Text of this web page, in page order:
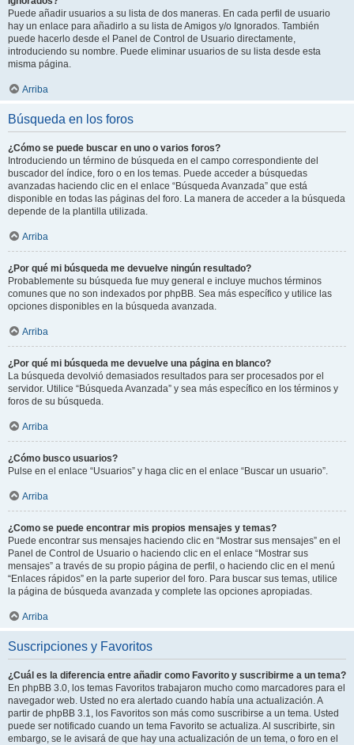
Puede añadir usuarios a su lista de dos maneras. En cada perfil de usuario
hay un enlace para añadirlo a su lista de Amigos y/o Ignorados. También
puede hacerlo desde el Panel de Control de Usuario directamente,
introduciendo su nombre. Puede eliminar usuarios de su lista desde esta
misma página.
Arriba
Búsqueda en los foros
¿Cómo se puede buscar en uno o varios foros?
Introduciendo un término de búsqueda en el campo correspondiente del
buscador del índice, foro o en los temas. Puede acceder a búsquedas
avanzadas haciendo clic en el enlace “Búsqueda Avanzada” que está
disponible en todas las páginas del foro. La manera de acceder a la búsqueda
depende de la plantilla utilizada.
Arriba
¿Por qué mi búsqueda me devuelve ningún resultado?
Probablemente su búsqueda fue muy general e incluye muchos términos
comunes que no son indexados por phpBB. Sea más específico y utilice las
opciones disponibles en la búsqueda avanzada.
Arriba
¿Por qué mi búsqueda me devuelve una página en blanco?
La búsqueda devolvió demasiados resultados para ser procesados por el
servidor. Utilice “Búsqueda Avanzada” y sea más específico en los términos y
foros de su búsqueda.
Arriba
¿Cómo busco usuarios?
Pulse en el enlace “Usuarios” y haga clic en el enlace “Buscar un usuario”.
Arriba
¿Como se puede encontrar mis propios mensajes y temas?
Puede encontrar sus mensajes haciendo clic en “Mostrar sus mensajes” en el
Panel de Control de Usuario o haciendo clic en el enlace “Mostrar sus
mensajes” a través de su propio página de perfil, o haciendo clic en el menú
“Enlaces rápidos” en la parte superior del foro. Para buscar sus temas, utilice
la página de búsqueda avanzada y complete las opciones apropiadas.
Arriba
Suscripciones y Favoritos
¿Cuál es la diferencia entre añadir como Favorito y suscribirme a un tema?
En phpBB 3.0, los temas Favoritos trabajaron mucho como marcadores para el
navegador web. Usted no era alertado cuando había una actualización. A
partir de phpBB 3.1, los Favoritos son más como suscribirse a un tema. Usted
puede ser notificado cuando un tema Favorito se actualiza. Al suscribirte, sin
embargo, se le avisará de que hay una actualización de un tema, o foro en el